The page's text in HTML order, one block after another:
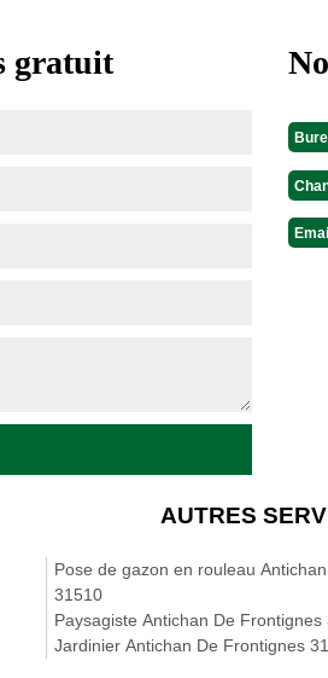
gratuit
Email
AUTRES
Pose de gazon en rouleau
31510
Paysagiste Antichan De Frontignes
Jardinier Antichan De Frontignes